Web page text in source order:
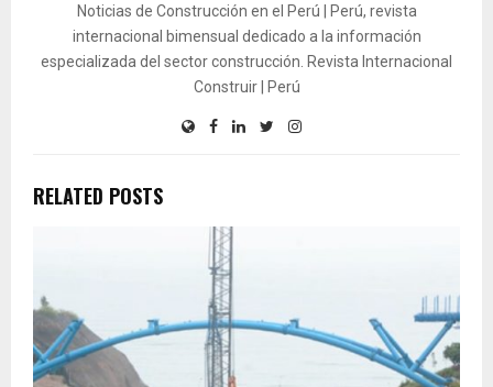
Noticias de Construcción en el Perú | Perú, revista
internacional bimensual dedicado a la información
especializada del sector construcción. Revista Internacional
Construir | Perú
RELATED POSTS